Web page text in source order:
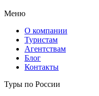
Меню
О компании
Туристам
Агентствам
Блог
Контакты
Туры по России